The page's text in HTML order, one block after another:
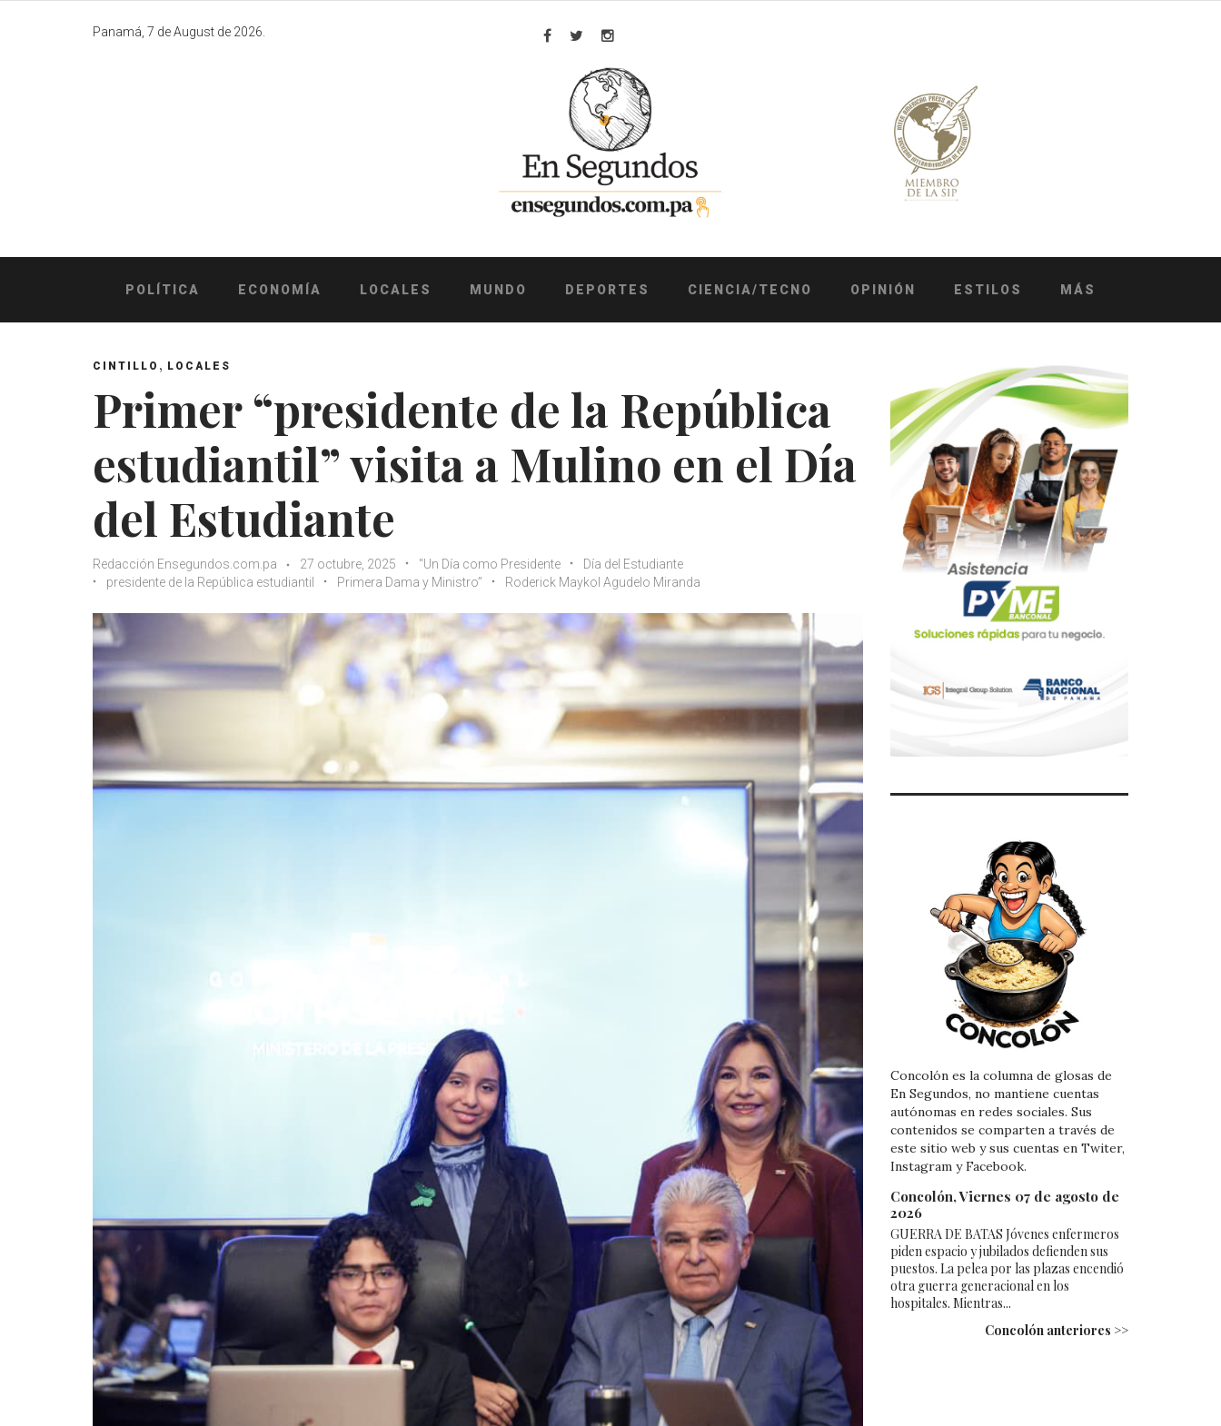
Panamá, 7 de August de 2026.
Facebook
TwitterInstagram
POLÍTICA ECONOMÍA LOCALES MUNDO DEPORTES CIENCIA/TECNO OPINIÓN ESTILOS MÁS
CINTILLO , LOCALES
Primer “presidente de la República
estudiantil” visita a Mulino en el Día
del Estudiante
Redacción Ensegundos.com.pa 27 octubre, 2025 "Un Día como Presidente
Día del Estudiante
presidente de la República estudiantil
Primera Dama y Ministro” Roderick Maykol Agudelo Miranda
Concolón es la columna de glosas de
En Segundos, no mantiene cuentas
autónomas en redes sociales. Sus
contenidos se comparten a través de
este sitio web y sus cuentas en Twiter,
Instagram y Facebook.
Concolón, Viernes 07 de agosto de
2026
GUERRA DE BATAS Jóvenes enfermeros
piden espacio y jubilados defienden sus
puestos. La pelea por las plazas encendió
otra guerra generacional en los
hospitales. Mientras...
Concolón anteriores >>